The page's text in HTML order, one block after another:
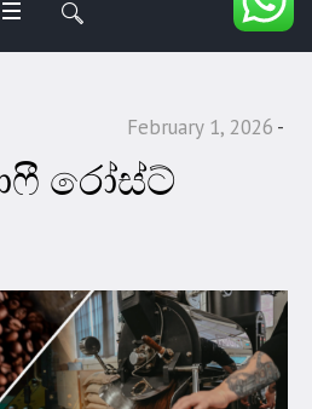
February 1, 2026
රෝස්ට්